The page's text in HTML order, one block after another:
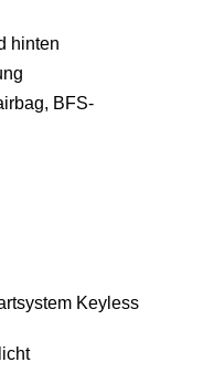
hinten
BFS-
Keyless